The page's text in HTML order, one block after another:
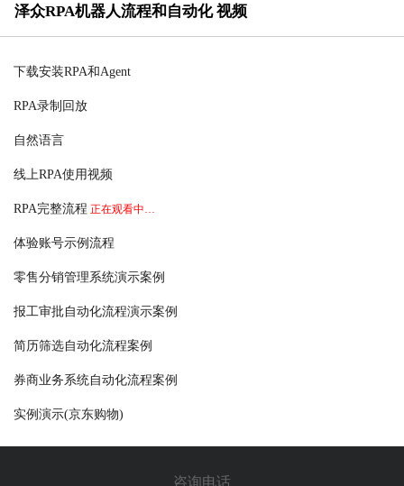
泽众RPA机器人流程和自动化 视频
下载安装RPA和Agent
RPA录制回放
自然语言
线上RPA使用视频
RPA完整流程 正在观看中…
体验账号示例流程
零售分销管理系统演示案例
报工审批自动化流程演示案例
简历筛选自动化流程案例
券商业务系统自动化流程案例
实例演示(京东购物)
咨询电话